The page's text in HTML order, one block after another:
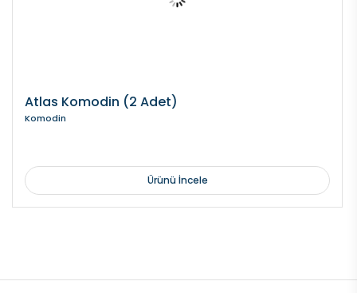
Atlas Komodin (2 Adet)
Komodin
Ürünü İncele